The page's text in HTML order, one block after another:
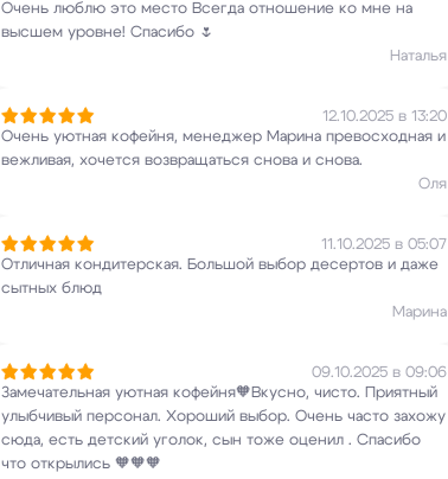
Очень люблю это место Всегда отношение ко мне на
высшем уровне! Спасибо 🌷
Наталья
12.10.2025 в 13:20
Очень уютная кофейня, менеджер Марина превосходная и
вежливая, хочется возвращаться снова и снова.
Оля
11.10.2025 в 05:07
Отличная кондитерская. Большой выбор десертов и даже
сытных блюд
Марина
09.10.2025 в 09:06
Замечательная уютная кофейня🧡Вкусно, чисто. Приятный
улыбчивый персонал. Хороший выбор. Очень часто захожу
сюда, есть детский уголок, сын тоже оценил . Спасибо
что открылись 🧡🧡🧡